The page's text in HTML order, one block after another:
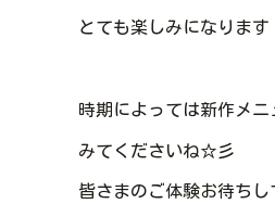
とても楽しみになります
時期によっては新作メニ
みてくださいね☆彡
皆さまのご体験お待ちし